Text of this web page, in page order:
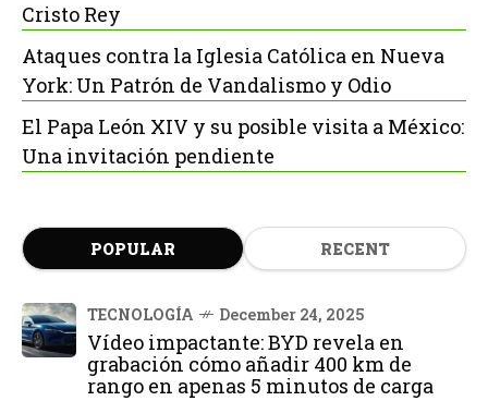
Cristo Rey
Ataques contra la Iglesia Católica en Nueva
York: Un Patrón de Vandalismo y Odio
El Papa León XIV y su posible visita a México:
Una invitación pendiente
POPULAR RECENT
TECNOLOGÍA December 24, 2025
Vídeo impactante: BYD revela en
grabación cómo añadir 400 km de
rango en apenas 5 minutos de carga